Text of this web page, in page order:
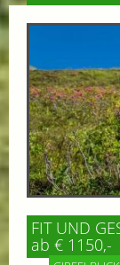
FIT UND
ab € 1150,-